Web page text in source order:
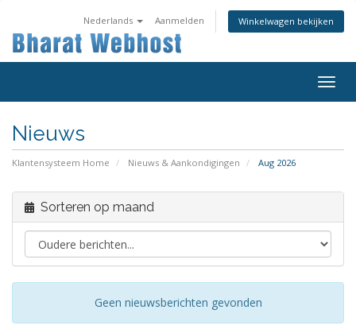
Nederlands Aanmelden Winkelwagen bekijken
in-/
Nieuws
Klantensysteem Home Nieuws & Aankondigingen Aug 2026
Sorteren op maand
Geen nieuwsberichten gevonden